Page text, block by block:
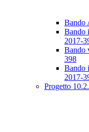
Bando
Bando
2017-
Bando
398
Bando
2017-
Progetto